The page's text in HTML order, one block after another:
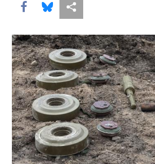
Share this via Facebook
Share this via Bluesky
Share this via Partagez